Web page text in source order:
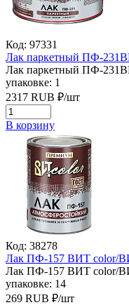
Код: 97331
Лак паркетный ПФ-
Лак паркетный ПФ-
упаковке: 1
2317 RUB ₽/шт
В корзину
Код: 38278
Лак ПФ-157 ВИТ color/
Лак ПФ-157 ВИТ color/
упаковке: 14
269 RUB ₽/шт